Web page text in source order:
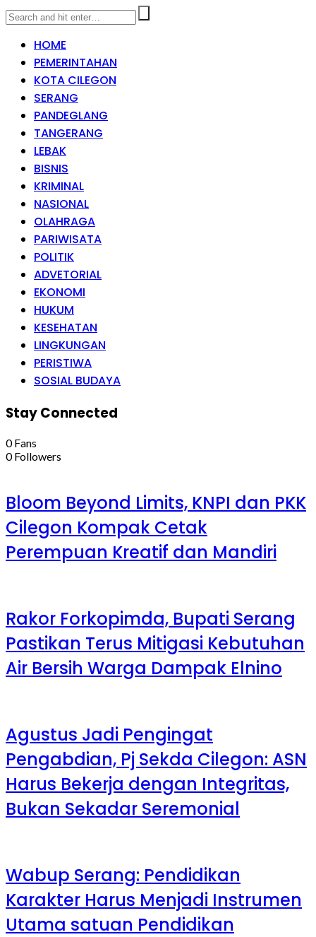
HOME
PEMERINTAHAN
KOTA CILEGON
SERANG
PANDEGLANG
TANGERANG
LEBAK
BISNIS
KRIMINAL
NASIONAL
OLAHRAGA
PARIWISATA
POLITIK
ADVETORIAL
EKONOMI
HUKUM
KESEHATAN
LINGKUNGAN
PERISTIWA
SOSIAL BUDAYA
Stay Connected
0 Fans
0 Followers
Bloom Beyond Limits, KNPI dan PKK
Cilegon Kompak Cetak
Perempuan Kreatif dan Mandiri
Rakor Forkopimda, Bupati Serang
Pastikan Terus Mitigasi Kebutuhan
Air Bersih Warga Dampak Elnino
Agustus Jadi Pengingat
Pengabdian, Pj Sekda Cilegon: ASN
Harus Bekerja dengan Integritas,
Bukan Sekadar Seremonial
Wabup Serang: Pendidikan
Karakter Harus Menjadi Instrumen
Utama satuan Pendidikan